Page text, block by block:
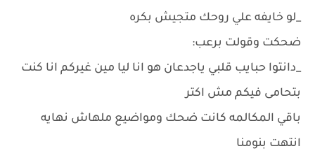
_لو خايفه علي روحك متجيش بكره
ضحكت وقولت برعب:
_دانتوا حبايب قلبي ياجدعان هو انا ليا مين غيركم انا كنت
بتحامى فيكم مش اكتر
باقي المكالمه كانت ضحك ومواضيع ملهاش نهايه
انتهت بنومنا